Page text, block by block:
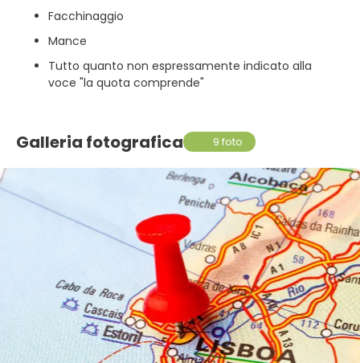
Facchinaggio
Mance
Tutto quanto non espressamente indicato alla
voce "la quota comprende"
Galleria fotografica 9 foto